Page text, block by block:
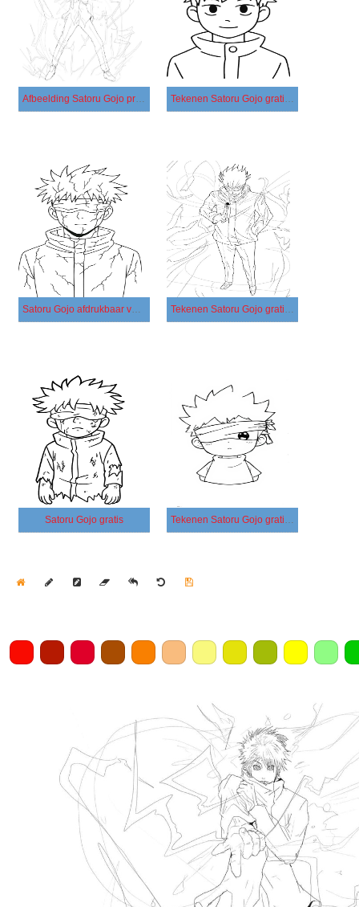
Afbeelding Satoru Gojo printbaar Tekenen Satoru Gojo gratis afdrukbaar basis
Satoru Gojo afdrukbaar voor kinderen Tekenen Satoru Gojo gratis afdrukbaar
Satoru Gojo gratis Tekenen Satoru Gojo gratis afdrukbaar simpel